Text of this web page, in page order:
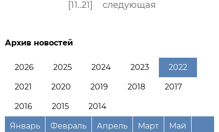
[11..21] следующая
Архив новостей
2026 2025 2024 2023 2022
2021 2020 2019 2018 2017
2016 2015 2014
Январь Февраль Апрель Март Май